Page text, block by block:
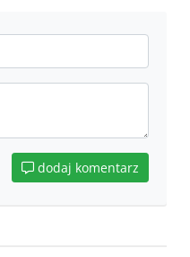
dodaj komentarz